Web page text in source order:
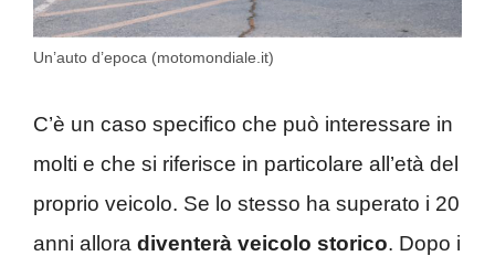
Un’auto d’epoca (motomondiale.it)
C’è un caso specifico che può interessare in
molti e che si riferisce in particolare all’età del
proprio veicolo. Se lo stesso ha superato i 20
anni allora diventerà veicolo storico. Dopo i